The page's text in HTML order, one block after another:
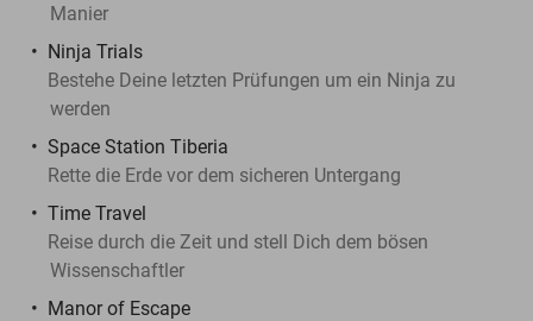
Manier
Ninja Trials
Bestehe Deine letzten Prüfungen um ein Ninja zu
werden
Space Station Tiberia
Rette die Erde vor dem sicheren Untergang
Time Travel
Reise durch die Zeit und stell Dich dem bösen
Wissenschaftler
Manor of Escape